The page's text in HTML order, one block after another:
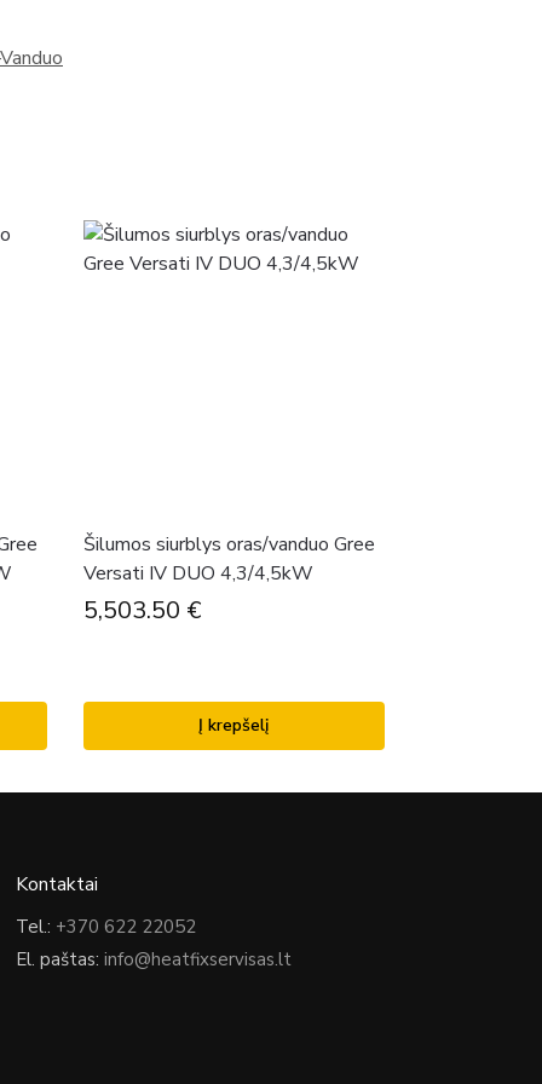
Šilumos siurblys oras/vanduo Gree
Versati IV DUO 4,3/4,5kW
5,503.50 €
Į krepšelį
Kontaktai
Tel.: +370 622 22052
El. paštas: info@heatfixservisas.lt